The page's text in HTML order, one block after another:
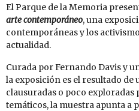
El Parque de la Memoria
arte contemporáneo, una
contemporáneas y los
actualidad.
Curada por Fernando Davis y
la exposición es el resultado
clausuradas o poco
temáticos, la muestra apunta a